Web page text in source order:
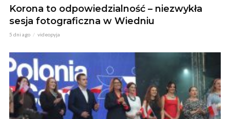
Korona to odpowiedzialność – niezwykła
sesja fotograficzna w Wiedniu
5 dni ago videopyja